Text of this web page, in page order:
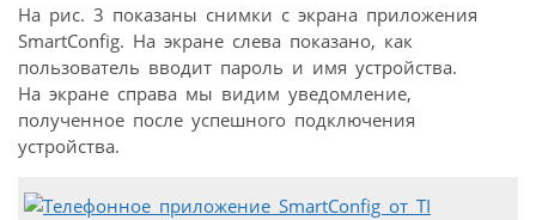
На рис. 3 показаны снимки с экрана приложения
SmartConfig. На экране слева показано, как
пользователь вводит пароль и имя устройства.
На экране справа мы видим уведомление,
полученное после успешного подключения
устройства.